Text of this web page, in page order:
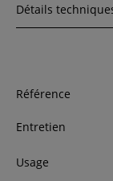
Détails
Référence
Entretien
Usage